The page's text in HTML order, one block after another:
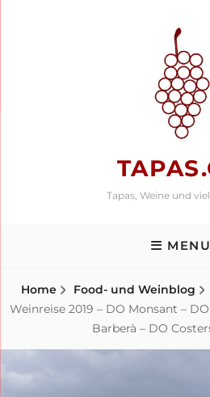
Tapas, Weine und
MENU
Home Food- und Weinblog
Weinreise 2019 – DO Monsant –
Barberà – DO